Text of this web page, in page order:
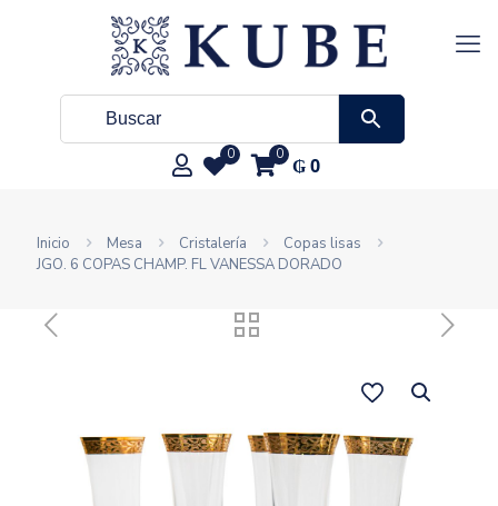
0 0 ₲0
Inicio Mesa Cristalería
Copas lisas
JGO. 6 COPAS CHAMP. FL VANESSA DORADO